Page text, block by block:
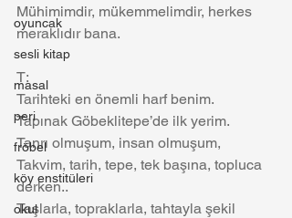
oyuncak
sesli kitap
masal
peri
fröbel
köy enstitüleri
okul
Mühimimdir, mükemmelimdir, herkes
meraklıdır bana.
T:
Tarihteki en önemli harf benim.
Tapınak Göbeklitepe’de ilk yerim.
Tanrı olmuşum, insan olmuşum,
Takvim, tarih, tepe, tek başına, topluca
derken..
Taşlarla, topraklarla, tahtayla şekil